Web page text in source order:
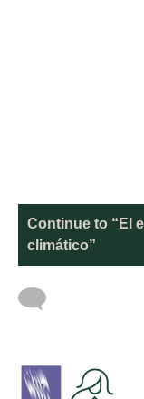
Continue to “El
climático”